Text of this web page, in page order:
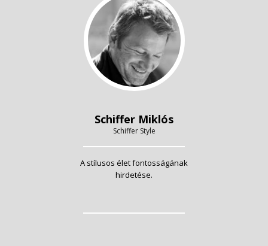
Schiffer Miklós
Schiffer Style
A stílusos élet fontosságának
hirdetése.